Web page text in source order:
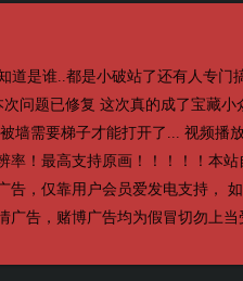
道是谁..都是小破站了还有人专门
问题已修复 这次真的成了宝藏小
墙需要梯子才能打开了... 视频播
率！最高支持原画！！！！！本站
告，仅靠用户会员爱发电支持，
广告，赌博广告均为假冒切勿上当